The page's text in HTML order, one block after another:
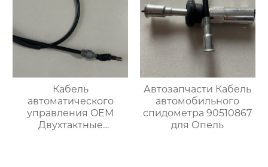
Кабель
автоматического
управления OEM
Двухтактные
Автозапчасти Кабель
автомобильного
спидометра 90510867
для Опель